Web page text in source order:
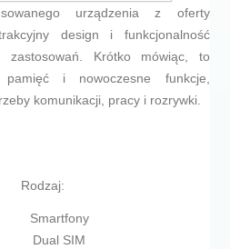
urządzenia z oferty
design i funkcjonalność
zastosowań. Krótko mówiąc, to
i nowoczesne funkcje,
komunikacji, pracy i rozrywki.
Rodzaj:
Smartfony
Dual SIM